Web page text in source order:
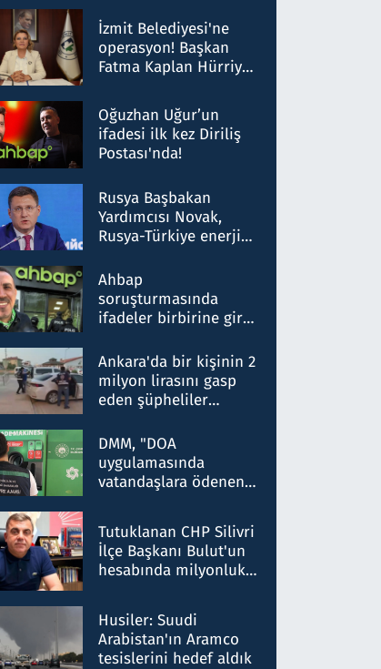
Milyar liralık para
trafiği tespit edildi
İzmit Belediyesi'ne
operasyon! Başkan
Fatma Kaplan Hürriyet
Oğuzhan Uğur’un
ifadesi ilk kez Diriliş
Postası'nda!
Rusya Başbakan
Yardımcısı Novak,
Rusya-Türkiye enerji
nitelikte olduğunu
belirtti
Ahbap
soruşturmasında
ifadeler birbirine girdi:
ifadelerinden ortaya
çıkan tablo şok etti
Ankara'da bir kişinin 2
milyon lirasını gasp
eden şüpheliler
DMM, "DOA
uygulamasında
vatandaşlara ödenen
düşürüldüğü" iddiasını
yalanladı
Tutuklanan CHP Silivri
İlçe Başkanı Bulut'un
hesabında milyonluk
talimat verdi, ben
gönderdim
Husiler: Suudi
Arabistan'ın Aramco
tesislerini hedef aldık